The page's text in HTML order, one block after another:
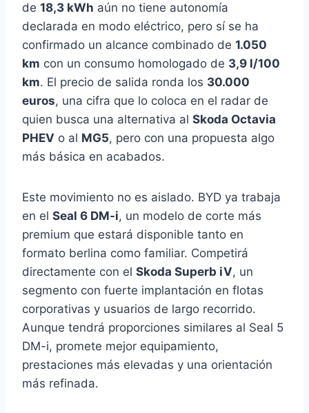
de 18,3 kWh aún no tiene autonomía
declarada en modo eléctrico, pero sí se ha
confirmado un alcance combinado de 1.050
km con un consumo homologado de 3,9 l/100
km. El precio de salida ronda los 30.000
euros, una cifra que lo coloca en el radar de
quien busca una alternativa al Skoda Octavia
PHEV o al MG5, pero con una propuesta algo
más básica en acabados.
Este movimiento no es aislado. BYD ya trabaja
en el Seal 6 DM-i, un modelo de corte más
premium que estará disponible tanto en
formato berlina como familiar. Competirá
directamente con el Skoda Superb iV, un
segmento con fuerte implantación en flotas
corporativas y usuarios de largo recorrido.
Aunque tendrá proporciones similares al Seal 5
DM-i, promete mejor equipamiento,
prestaciones más elevadas y una orientación
más refinada.